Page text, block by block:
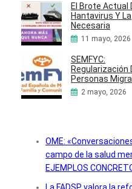
El Brote Actual
Hantavirus Y La
Necesaria
11 mayo, 2026
SEMFYC:
Regularización
Personas
2 mayo, 2026
OME:
campo de la salud
EJEMPLOS
La FADSP valora la